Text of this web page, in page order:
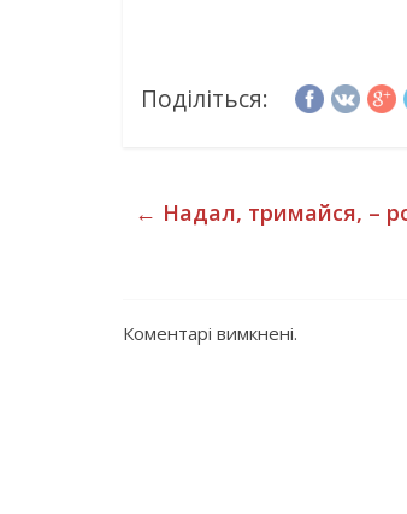
Поділіться:
← Надал, тримайся, –
Коментарі вимкнені.